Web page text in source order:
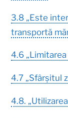
3.8 „Este
transportă
4.6
4.7 „Sfârșitul
4.8.